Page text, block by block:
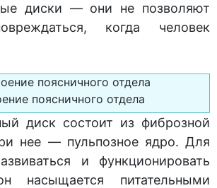
диски — они не позволяют
когда человек
поясничного отдела
диск состоит из фиброзной
нее — пульпозное ядро. Для
и функционировать
насыщается питательными